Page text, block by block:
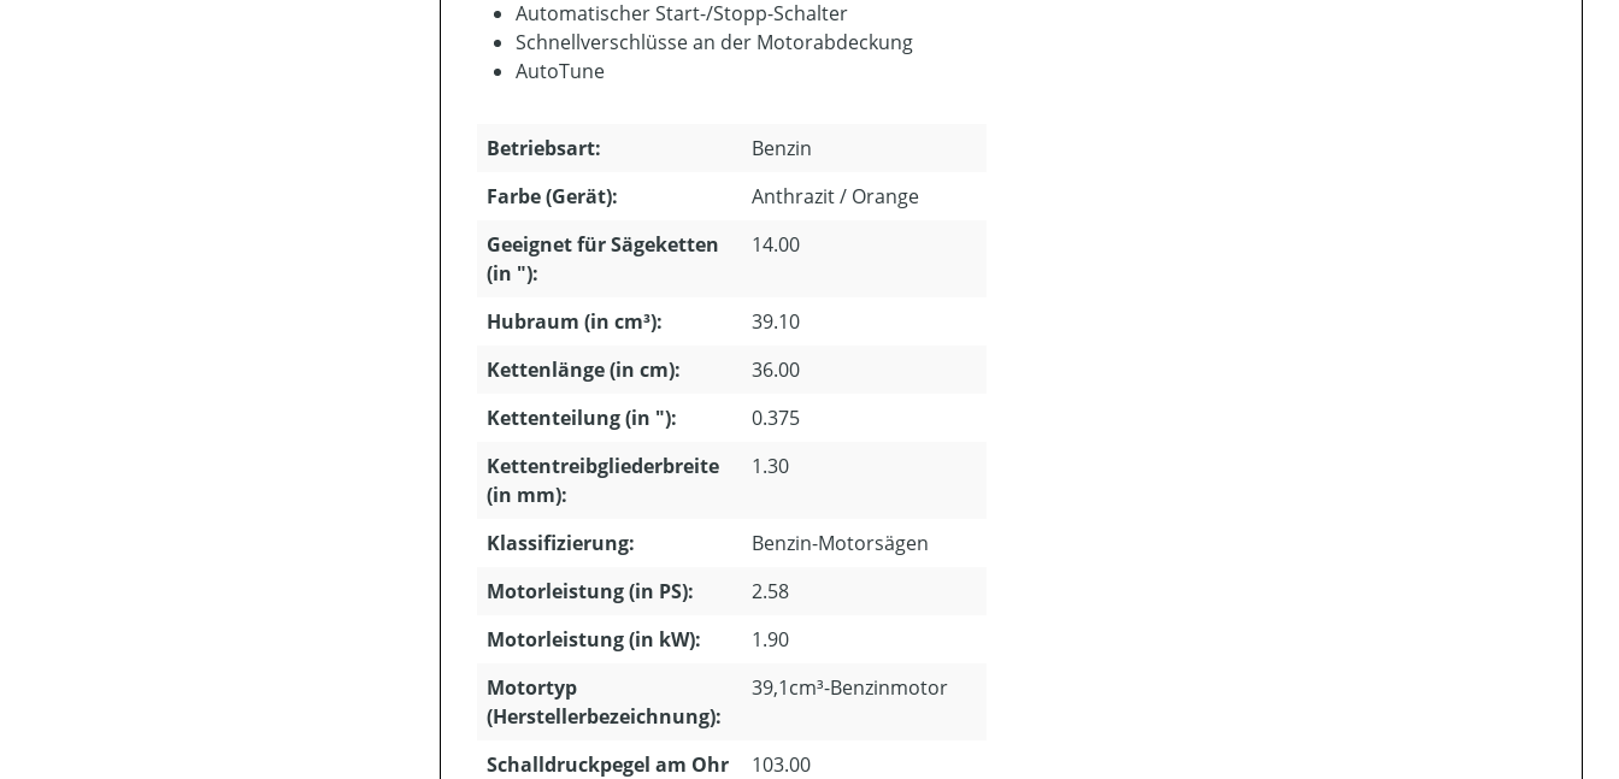
Automatischer Start-/Stopp-Schalter
Schnellverschlüsse an der Motorabdeckung
AutoTune
Betriebsart:
Benzin
Farbe (Gerät):
Anthrazit / Orange
Geeignet für Sägeketten
(in "):
14.00
Hubraum (in cm³):
39.10
Kettenlänge (in cm):
36.00
Kettenteilung (in "):
0.375
Kettentreibgliederbreite
(in mm):
1.30
Klassifizierung:
Benzin-Motorsägen
Motorleistung (in PS):
2.58
Motorleistung (in kW):
1.90
Motortyp
(Herstellerbezeichnung):
39,1cm³-Benzinmotor
Schalldruckpegel am Ohr
103.00